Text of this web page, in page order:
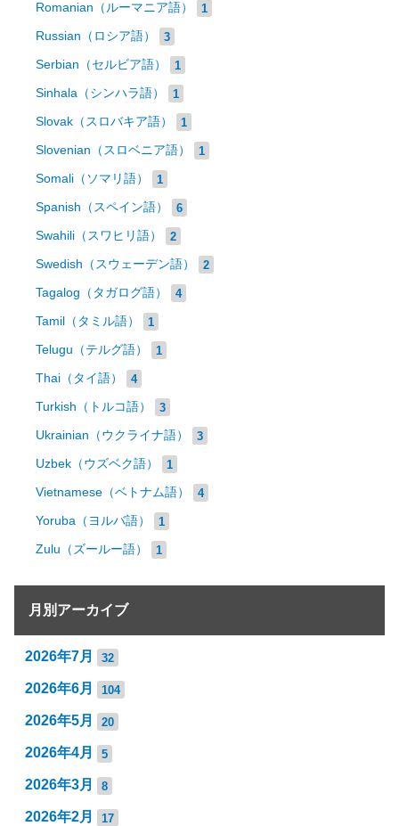
Romanian（ルーマニア語） 1
Russian（ロシア語） 3
Serbian（セルビア語） 1
Sinhala（シンハラ語） 1
Slovak（スロバキア語） 1
Slovenian（スロベニア語） 1
Somali（ソマリ語） 1
Spanish（スペイン語） 6
Swahili（スワヒリ語） 2
Swedish（スウェーデン語） 2
Tagalog（タガログ語） 4
Tamil（タミル語） 1
Telugu（テルグ語） 1
Thai（タイ語） 4
Turkish（トルコ語） 3
Ukrainian（ウクライナ語） 3
Uzbek（ウズベク語） 1
Vietnamese（ベトナム語） 4
Yoruba（ヨルバ語） 1
Zulu（ズールー語） 1
月別アーカイブ
2026年7月 32
2026年6月 104
2026年5月 20
2026年4月 5
2026年3月 8
2026年2月 17